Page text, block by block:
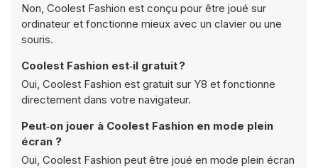
Non, Coolest Fashion est conçu pour être joué sur
ordinateur et fonctionne mieux avec un clavier ou une
souris.
Coolest Fashion est‑il gratuit ?
Oui, Coolest Fashion est gratuit sur Y8 et fonctionne
directement dans votre navigateur.
Peut‑on jouer à Coolest Fashion en mode plein
écran ?
Oui, Coolest Fashion peut être joué en mode plein écran